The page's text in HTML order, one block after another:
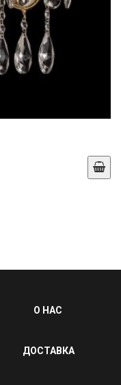
О НАС
ДОСТАВКА